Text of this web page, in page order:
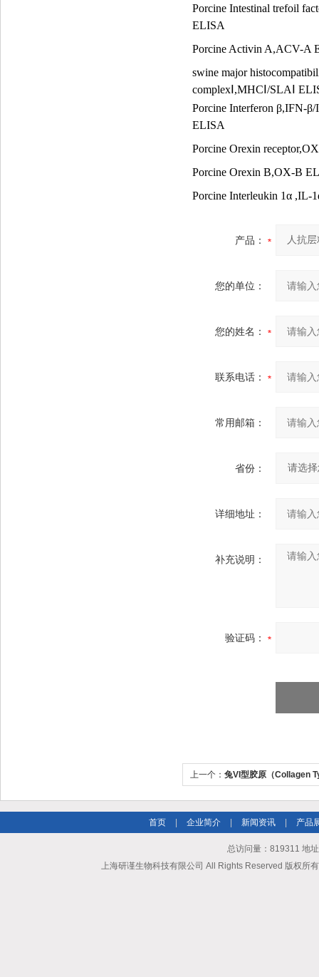
Porcine Intestinal trefoil
ELISA
Porcine Activin A,ACV-A
swine major
complex ,MHC /SLA
Porcine Interferon β,IFN-β/
ELISA
Porcine Orexin
Porcine Orexin B,OX-B
Porcine Interleukin 1α ,IL-1
产品：
您的单位：
您的姓名：
联系电话：
常用邮箱：
省份：
详细地址：
补充说明：
验证码：
上一个： 兔VI型胶原（Collagen
首页 企业简介 新闻资讯 产品
总访问量：819311 地
上海研谨生物科技有限公司 All Rights Reserved 版权所